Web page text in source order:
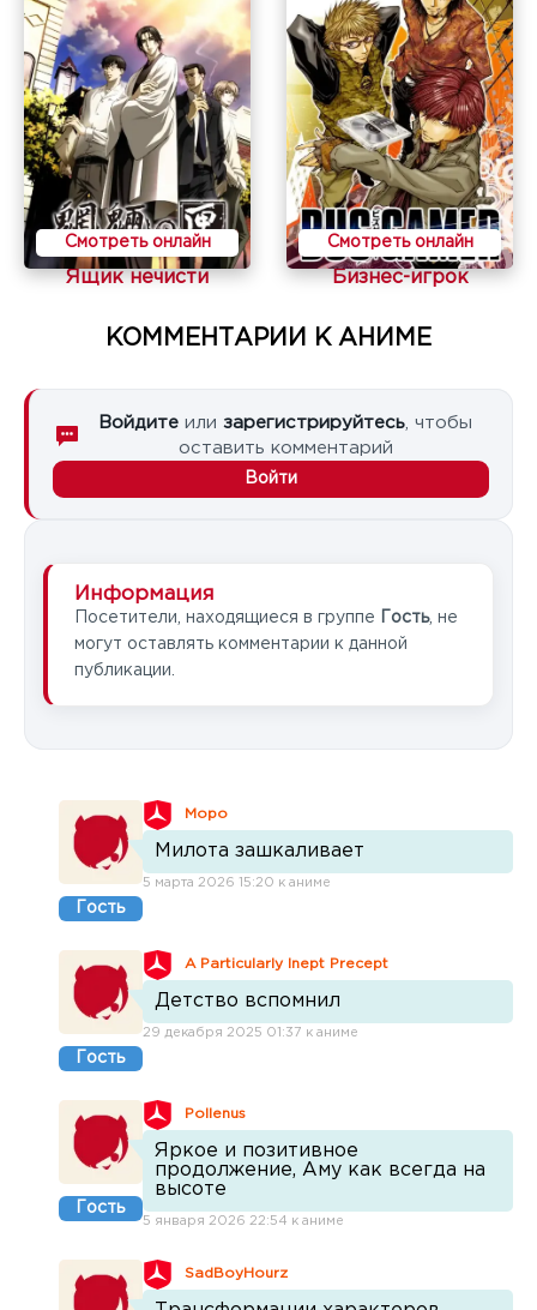
Смотреть онлайн
Ящик нечисти
Смотреть онлайн
Бизнес-игрок
КОММЕНТАРИИ К АНИМЕ
Войдите или зарегистрируйтесь , чтобы
оставить комментарий
Войти
Информация
Посетители, находящиеся в группе Гость, не
могут оставлять комментарии к данной
публикации.
Гость
Mopo
Милота зашкаливает
5 марта 2026 15:20 к аниме
Гость
A Particularly Inept Precept
Детство вспомнил
29 декабря 2025 01:37 к аниме
Гость
Pollenus
Яркое и позитивное
продолжение, Аму как всегда на
высоте
5 января 2026 22:54 к аниме
SadBoyHourz